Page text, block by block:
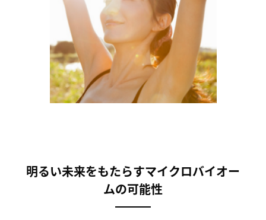
明るい未来をもたらすマイクロバイオー
ムの可能性